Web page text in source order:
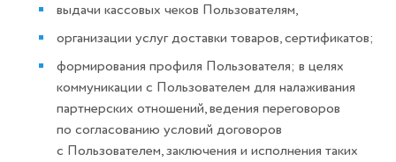
выдачи кассовых чеков Пользователям,
организации услуг доставки товаров, сертификатов;
формирования профиля Пользователя; в целях
коммуникации с Пользователем для налаживания
партнерских отношений, ведения переговоров
по согласованию условий договоров
с Пользователем, заключения и исполнения таких